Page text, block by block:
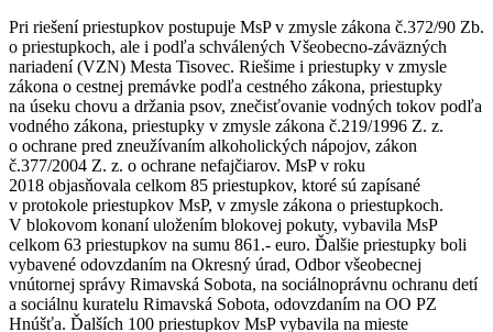
Pri riešení priestupkov postupuje MsP v zmysle zákona č.372/90 Zb.
o priestupkoch, ale i podľa schválených Všeobecno-záväzných
nariadení (VZN) Mesta Tisovec. Riešime i priestupky v zmysle
zákona o cestnej premávke podľa cestného zákona, priestupky
na úseku chovu a držania psov, znečisťovanie vodných tokov podľa
vodného zákona, priestupky v zmysle zákona č.219/1996 Z. z.
o ochrane pred zneužívaním alkoholických nápojov, zákon
č.377/2004 Z. z. o ochrane nefajčiarov. MsP v roku
2018 objasňovala celkom 85 priestupkov, ktoré sú zapísané
v protokole priestupkov MsP, v zmysle zákona o priestupkoch.
V blokovom konaní uložením blokovej pokuty, vybavila MsP
celkom 63 priestupkov na sumu 861.- euro. Ďalšie priestupky boli
vybavené odovzdaním na Okresný úrad, Odbor všeobecnej
vnútornej správy Rimavská Sobota, na sociálnoprávnu ochranu detí
a sociálnu kuratelu Rimavská Sobota, odovzdaním na OO PZ
Hnúšťa. Ďalších 100 priestupkov MsP vybavila na mieste